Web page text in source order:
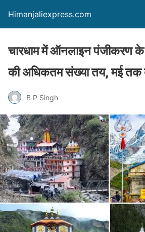
Himanjaliexpress.com
चारधाम में ऑनलाइन पंजीकरण के
की अधिकतम संख्या तय, मई
B P Singh